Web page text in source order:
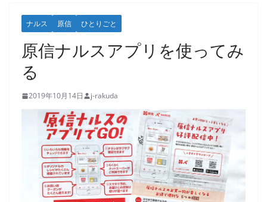
ナルス 原信 ひとりごと
原信ナルスアプリを使ってみ
る
2019年10月14日 j-rakuda